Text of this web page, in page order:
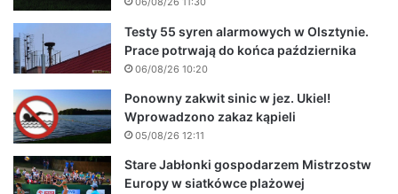
Testy 55 syren alarmowych w Olsztynie.
Prace potrwają do końca października
06/08/26 10:20
Ponowny zakwit sinic w jez. Ukiel!
Wprowadzono zakaz kąpieli
05/08/26 12:11
Stare Jabłonki gospodarzem Mistrzostw
Europy w siatkówce plażowej